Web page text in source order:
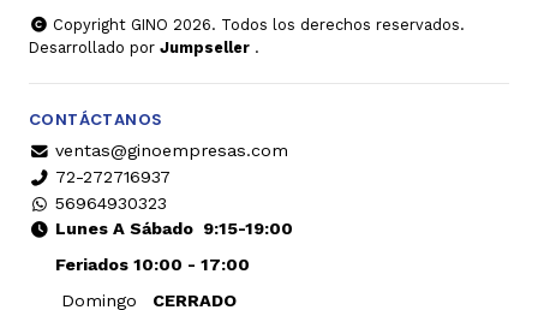
Copyright GINO 2026. Todos los derechos reservados.
Desarrollado por Jumpseller .
CONTÁCTANOS
ventas@ginoempresas.com
72-272716937
56964930323
Lunes A Sábado9:15-19:00
Feriados 10:00 - 17:00
Domingo
CERRADO